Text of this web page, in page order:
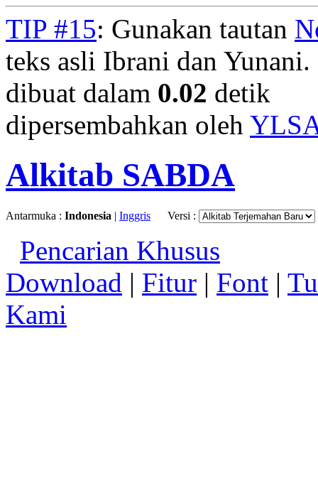
TIP #15: Gunakan tautan
teks asli Ibrani dan
dibuat dalam 0.02 detik
dipersembahkan oleh
Alkitab SABDA
Antarmuka : Indonesia | Inggris Versi :
Pencarian Khusus
Download | Fitur | Font |
Kami